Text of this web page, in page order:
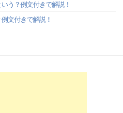
う？例文付きで解説！
文付きで解説！